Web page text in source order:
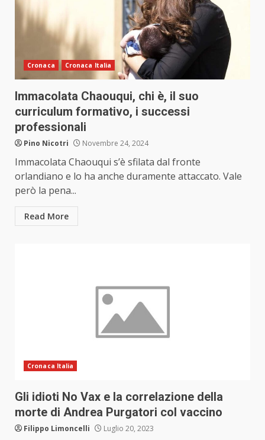
Cronaca Cronaca Italia
Immacolata Chaouqui, chi è, il suo
curriculum formativo, i successi
professionali
Pino Nicotri Novembre 24, 2024
Immacolata Chaouqui s’è sfilata dal fronte
orlandiano e lo ha anche duramente attaccato. Vale
però la pena...
Read More
Cronaca Italia
Gli idioti No Vax e la correlazione della
morte di Andrea Purgatori col vaccino
Filippo Limoncelli Luglio 20, 2023